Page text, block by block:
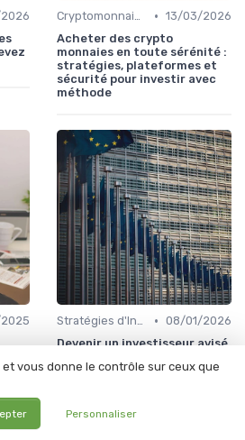
Cryptomonnaies et Investissements Alternatifs • 13/03/2026
Acheter des crypto
monnaies en toute sérénité :
stratégies, plateformes et
sécurité pour investir avec
méthode
Stratégies d'Investissement en Bourse • 08/01/2026
Devenir un investisseur avisé
vous donne le contrôle sur ceux que
Personnaliser